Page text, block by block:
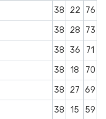
38 22
76
38 28
73
38 36
71
38 18
70
38 27 69
38 15
59